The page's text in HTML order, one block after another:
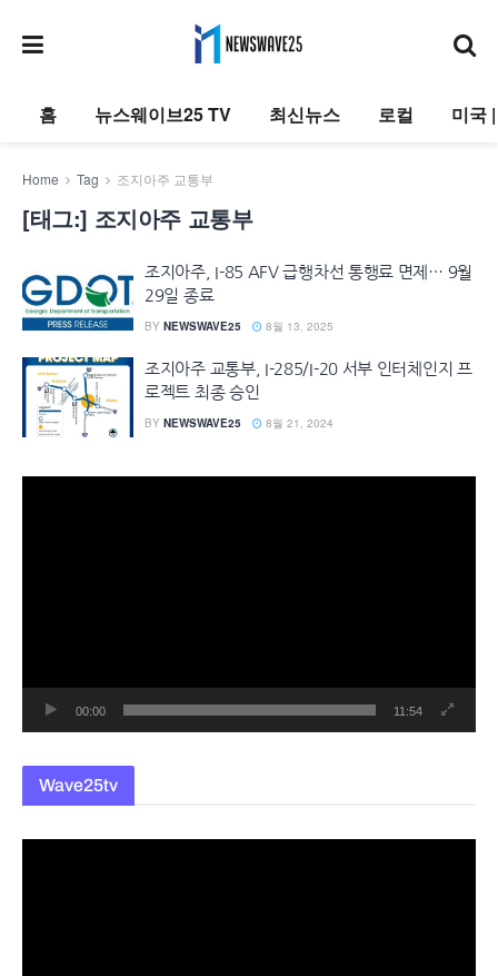
홈 뉴스웨이브25 TV 최신뉴스 로컬 미국
Home Tag 조지아주 교통부
[태그:] 조지아주 교통부
조지아주, I-85 AFV 급행차선 통행료 면제… 9월
29일 종료
BY NEWSWAVE25 8월 13, 2025
조지아주 교통부, I-285/I-20 서부 인터체인지 프
로젝트 최종 승인
BY NEWSWAVE25 8월 21, 2024
00:00 11:54
Wave25tv